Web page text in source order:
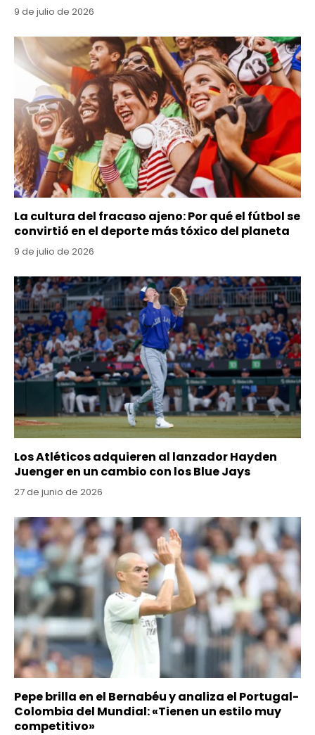
9 de julio de 2026
La cultura del fracaso ajeno: Por qué el fútbol se
convirtió en el deporte más tóxico del planeta
9 de julio de 2026
Los Atléticos adquieren al lanzador Hayden
Juenger en un cambio con los Blue Jays
27 de junio de 2026
Pepe brilla en el Bernabéu y analiza el Portugal-
Colombia del Mundial: «Tienen un estilo muy
competitivo»